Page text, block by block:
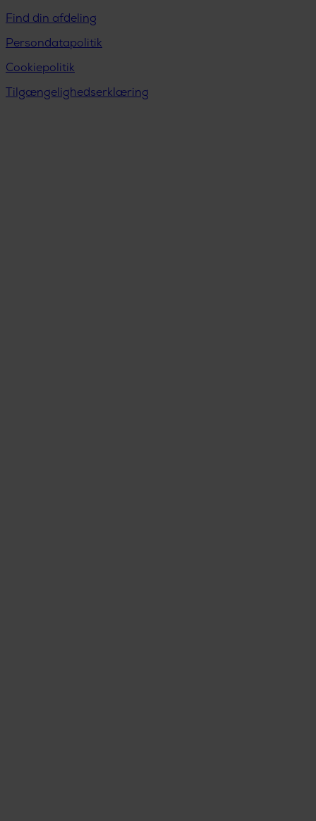
Find din afdeling
Persondatapolitik
Cookiepolitik
Tilgængelighedserklæring